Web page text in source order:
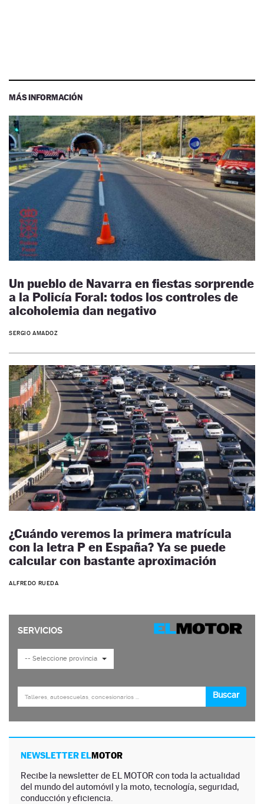
MÁS INFORMACIÓN
Un pueblo de Navarra en fiestas sorprende
a la Policía Foral: todos los controles de
alcoholemia dan negativo
SERGIO AMADOZ
¿Cuándo veremos la primera matrícula
con la letra P en España? Ya se puede
calcular con bastante aproximación
ALFREDO RUEDA
NEWSLETTER ELMOTOR
Recibe la newsletter de EL MOTOR con toda la actualidad
del mundo del automóvil y la moto, tecnología, seguridad,
conducción y eficiencia.